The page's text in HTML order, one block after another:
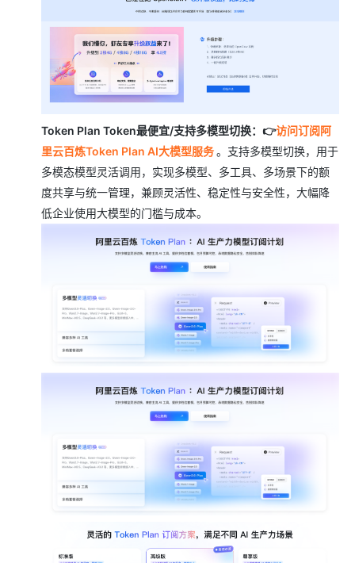
Token Plan Token最便宜/支持多模型切换：👉访问订阅阿
里云百炼Token Plan AI大模型服务。支持多模型切换，用于
多模态模型灵活调用，实现多模型、多工具、多场景下的额
度共享与统一管理，兼顾灵活性、稳定性与安全性，大幅降
低企业使用大模型的门槛与成本。